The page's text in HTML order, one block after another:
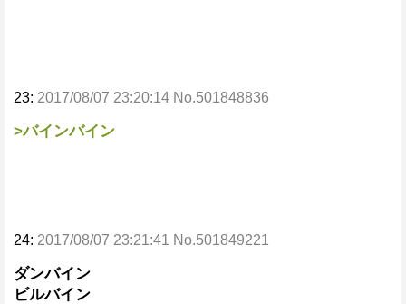
23: 2017/08/07 23:20:14 No.501848836
>バインバイン
24: 2017/08/07 23:21:41 No.501849221
ダンバイン
ビルバイン